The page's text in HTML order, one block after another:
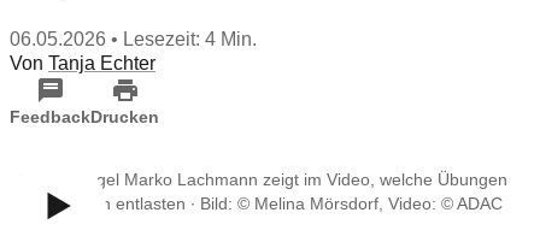
06.05.2026 • Lesezeit: 4 Min.
Von Tanja Echter
FeedbackDrucken
Gelber Engel Marko Lachmann zeigt im Video, welche Übungen
den Rücken entlasten ∙ Bild: © Melina Mörsdorf, Video: © ADAC